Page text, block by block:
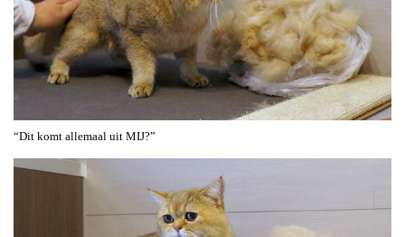
“Dit komt allemaal uit MIJ?”